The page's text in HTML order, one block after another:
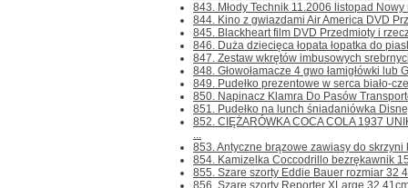
843. Młody Technik 11.2006 listopad Nowy
844. Kino z gwiazdami Air America DVD
845. Blackheart film DVD Przedmioty i
846. Duża dziecięca łopata łopatka do
847. Zestaw wkrętów imbusowych
848. Głowołamacze 4 gwo łamigłówki lub
849. Pudełko prezentowe w serca biało-
850. Napinacz Klamra Do Pasów
851. Pudełko na lunch śniadaniówka
852. CIĘŻARÓWKA COCA COLA 1937
...
853. Antyczne brązowe zawiasy do skrzyni
854. Kamizelka Coccodrillo bezrękawnik
855. Szare szorty Eddie Bauer rozmiar 32
856. Szare szorty Reporter XLarge 32